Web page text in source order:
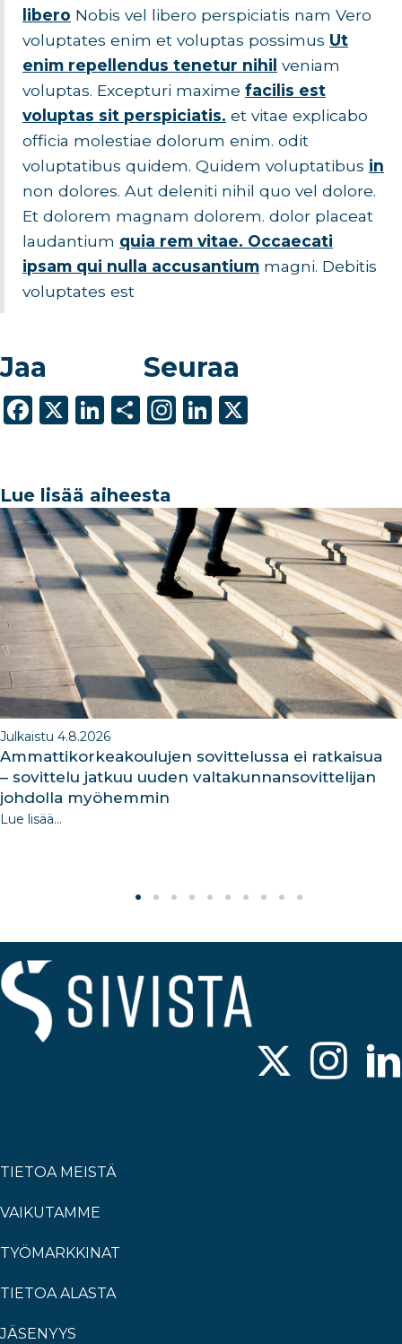
libero Nobis vel libero perspiciatis nam Vero
voluptates enim et voluptas possimus Ut
enim repellendus tenetur nihil veniam
voluptas. Excepturi maxime facilis est
voluptas sit perspiciatis. et vitae explicabo
officia molestiae dolorum enim. odit
voluptatibus quidem. Quidem voluptatibus in
non dolores. Aut deleniti nihil quo vel dolore.
Et dolorem magnam dolorem. dolor placeat
laudantium quia rem vitae. Occaecati
ipsam qui nulla accusantium magni. Debitis
voluptates est
Jaa
F
e
b
o
o
k
X
Li
e
dI
n
S
e
Seuraa
In
ra
m
Li
dI
n
Lue lisää aiheesta
Julkaistu 4.8.2026
Ammattikorkeakoulujen sovittelussa ei ratkaisua
– sovittelu jatkuu uuden valtakunnansovittelijan
johdolla myöhemmin
Lue lisää...
TIETOA MEISTÄ
VAIKUTAMME
TYÖMARKKINAT
TIETOA ALASTA
JÄSENYYS